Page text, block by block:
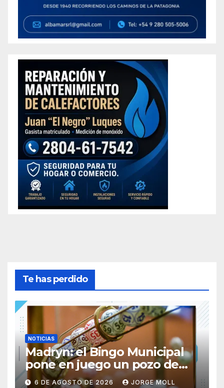
Te has perdido
NOTICIAS
Madryn: el Bingo Municipal
pone en juego un pozo de
$31.227.605
6 DE AGOSTO DE 2026 JORGE MOLL